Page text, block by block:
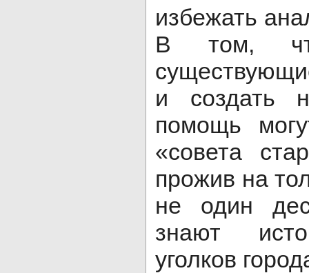
избежать
В том,
и создать
помощь
«совета
прожив на
не один
знают
уголков